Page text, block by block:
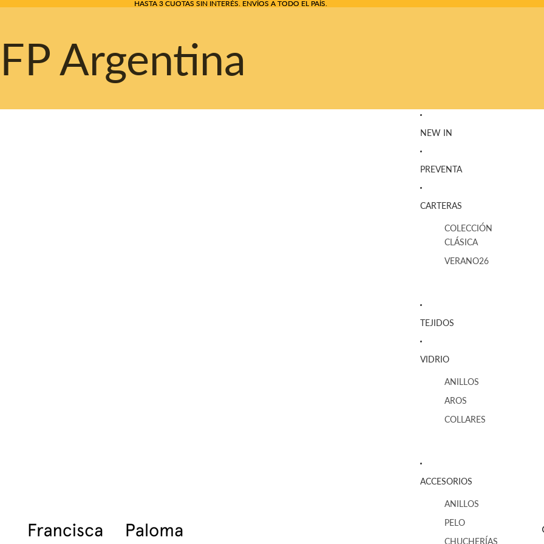
HASTA 3 CUOTAS SIN INTERÉS. ENVÍOS A TODO EL PAÍS.
HASTA 3 CUOTAS SIN INTERÉS. ENVÍOS A TODO EL PAÍS.
FP Argentina
NEW IN
PREVENTA
CARTERAS
COLECCIÓN
CLÁSICA
VERANO26
TEJIDOS
VIDRIO
ANILLOS
AROS
COLLARES
ACCESORIOS
ANILLOS
PELO
CHUCHERÍAS